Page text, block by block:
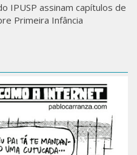
IPUSP assinam capítulos de
Primeira Infância